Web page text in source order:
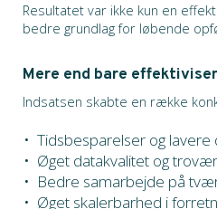
Resultatet var ikke kun en
bedre grundlag for løbende
Mere end bare
Indsatsen skabte en række
Tidsbesparelser og
Øget datakvalitet og
Bedre samarbejde på
Øget skalerbarhed i